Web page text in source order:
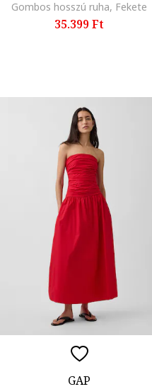
Gombos hosszú ruha, Fekete
35.399 Ft
GAP